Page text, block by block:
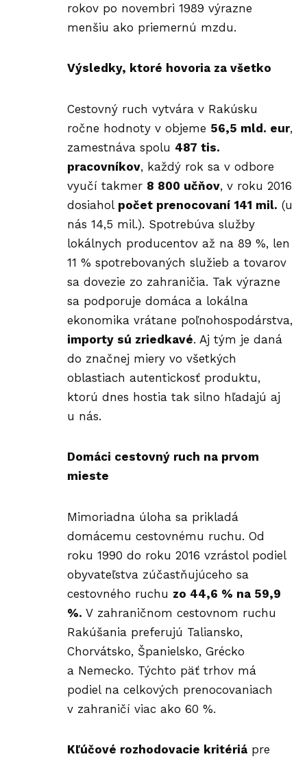
rokov po novembri 1989 výrazne
menšiu ako priemernú mzdu.
Výsledky, ktoré hovoria za všetko
Cestovný ruch vytvára v Rakúsku
ročne hodnoty v objeme 56,5 mld. eur,
zamestnáva spolu 487 tis.
pracovníkov, každý rok sa v odbore
vyučí takmer 8 800 učňov, v roku 2016
dosiahol počet prenocovaní 141 mil. (u
nás 14,5 mil.). Spotrebúva služby
lokálnych producentov až na 89 %, len
11 % spotrebovaných služieb a tovarov
sa dovezie zo zahraničia. Tak výrazne
sa podporuje domáca a lokálna
ekonomika vrátane poľnohospodárstva,
importy sú zriedkavé. Aj tým je daná
do značnej miery vo všetkých
oblastiach autentickosť produktu,
ktorú dnes hostia tak silno hľadajú aj
u nás.
Domáci cestovný ruch na prvom
mieste
Mimoriadna úloha sa prikladá
domácemu cestovnému ruchu. Od
roku 1990 do roku 2016 vzrástol podiel
obyvateľstva zúčastňujúceho sa
cestovného ruchu zo 44,6 % na 59,9
%. V zahraničnom cestovnom ruchu
Rakúšania preferujú Taliansko,
Chorvátsko, Španielsko, Grécko
a Nemecko. Týchto päť trhov má
podiel na celkových prenocovaniach
v zahraničí viac ako 60 %.
Kľúčové rozhodovacie kritériá pre